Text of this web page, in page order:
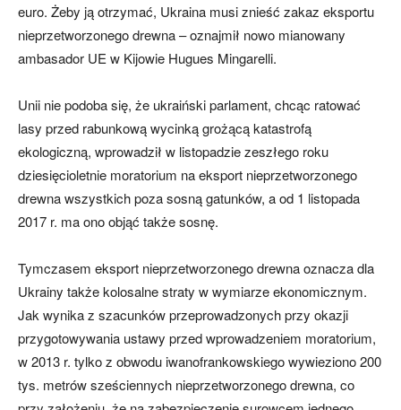
euro. Żeby ją otrzymać, Ukraina musi znieść zakaz eksportu
nieprzetworzonego drewna – oznajmił nowo mianowany
ambasador UE w Kijowie Hugues Mingarelli.
Unii nie podoba się, że ukraiński parlament, chcąc ratować
lasy przed rabunkową wycinką grożącą katastrofą
ekologiczną, wprowadził w listopadzie zeszłego roku
dziesięcioletnie moratorium na eksport nieprzetworzonego
drewna wszystkich poza sosną gatunków, a od 1 listopada
2017 r. ma ono objąć także sosnę.
Tymczasem eksport nieprzetworzonego drewna oznacza dla
Ukrainy także kolosalne straty w wymiarze ekonomicznym.
Jak wynika z szacunków przeprowadzonych przy okazji
przygotowywania ustawy przed wprowadzeniem moratorium,
w 2013 r. tylko z obwodu iwanofrankowskiego wywieziono 200
tys. metrów sześciennych nieprzetworzonego drewna, co